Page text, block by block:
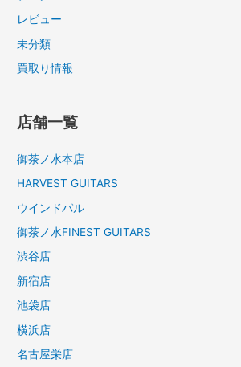
レビュー
未分類
買取り情報
店舗一覧
御茶ノ水本店
HARVEST GUITARS
ウインドパル
御茶ノ水FINEST GUITARS
渋谷店
新宿店
池袋店
横浜店
名古屋栄店